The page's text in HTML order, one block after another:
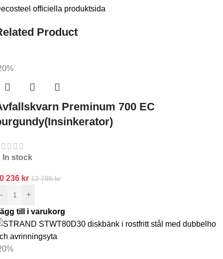
officiella produktsida
Product
Preminum 700 EC
In stock
236 kr 12 795kr
-
+
till i varukorg